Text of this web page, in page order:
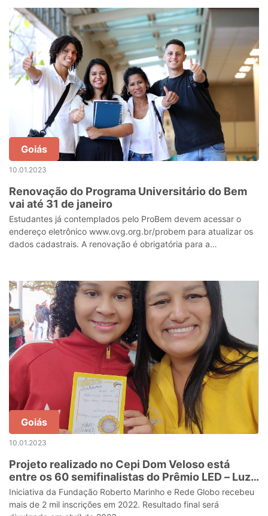
Goiás
10.01.2023
Renovação do Programa Universitário do Bem
vai até 31 de janeiro
Estudantes já contemplados pelo ProBem devem acessar o
endereço eletrônico www.ovg.org.br/probem para atualizar os
dados cadastrais. A renovação é obrigatória para a
Goiás
10.01.2023
Projeto realizado no Cepi Dom Veloso está
entre os 60 semifinalistas do Prêmio LED – Luz
na Educação
Iniciativa da Fundação Roberto Marinho e Rede Globo recebeu
mais de 2 mil inscrições em 2022. Resultado final será